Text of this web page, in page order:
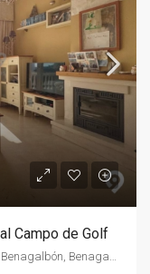
Campo de Golf
Calle Estados Unidos, Golfanoreta, Torre de Benagalbón, Benagalbón, Rincón de la Victoria, La Axarquía, Málaga, Andalucía, 29738, España, España, La Axarquía